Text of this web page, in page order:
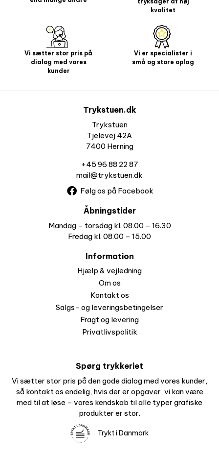
kvalitet
Vi sætter stor pris på
dialog med vores
kunder
Vi er specialister i
små og store oplag
Trykstuen.dk
Trykstuen
Tjelevej 42A
7400 Herning
+45 96 88 22 87
mail@trykstuen.dk
Følg os på Facebook
Åbningstider
Mandag – torsdag kl. 08.00 – 16.30
Fredag kl. 08.00 – 15.00
Information
Hjælp & vejledning
Om os
Kontakt os
Salgs- og leveringsbetingelser
Fragt og levering
Privatlivspolitik
Spørg trykkeriet
Vi sætter stor pris på den gode dialog med vores kunder,
så kontakt os endelig, hvis der er opgaver, vi kan være
med til at løse – vores kendskab til alle typer grafiske
produkter er stor.
Trykt i Danmark